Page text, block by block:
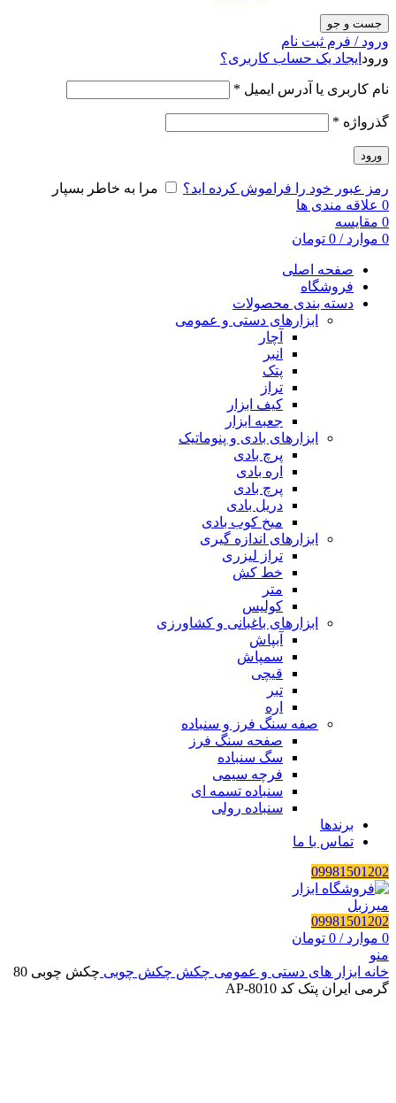
جست و جو
ورود / فرم ثبت نام
ورود ایجاد یک حساب کاربری؟
نام کاربری یا آدرس ایمیل *
گذرواژه *
ورود
رمز عبور خود را فراموش کرده اید؟
مرا به خاطر بسپار
0 علاقه مندی ها
0 مقایسه
0 موارد /
0 تومان
صفحه اصلی
فروشگاه
دسته بندی محصولات
ابزارهای دستی و عمومی
آچار
انبر
پتک
تراز
کیف ابزار
جعبه ابزار
ابزارهای بادی و پنوماتیک
پرچ بادی
اره بادی
پرچ بادی
دریل بادی
میخ کوب بادی
ابزارهای اندازه گیری
تراز لیزری
خط کش
متر
کولیس
ابزارهای باغبانی و کشاورزی
آبپاش
سمپاش
قیچی
تبر
اره
صفه سنگ فرز و سنباده
صفحه سنگ فرز
سگ سنباده
فرچه سیمی
سنباده تسمه ای
سنباده رولی
برندها
تماس با ما
09981501202
09981501202
0 موارد /
0 تومان
منو
خانه ابزار های دستی و عمومی چکش چکش چوبی
چکش چوبی 80
گرمی ایران پتک کد AP-8010